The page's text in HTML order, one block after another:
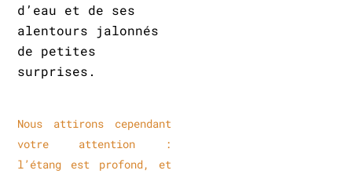
d’eau et de ses
alentours jalonnés
de petites
surprises.
Nous attirons cependant
votre attention :
l’étang est profond, et